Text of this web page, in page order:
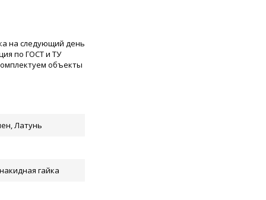
на следующий день
по ГОСТ и ТУ
объекты
Латунь
гайка